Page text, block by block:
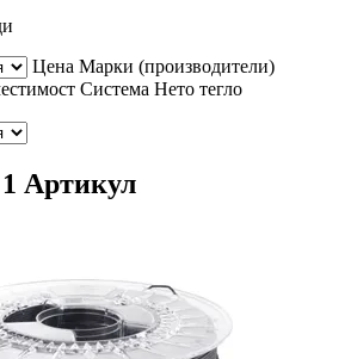
Цена Марки (производители)
Система Нето тегло
Артикул